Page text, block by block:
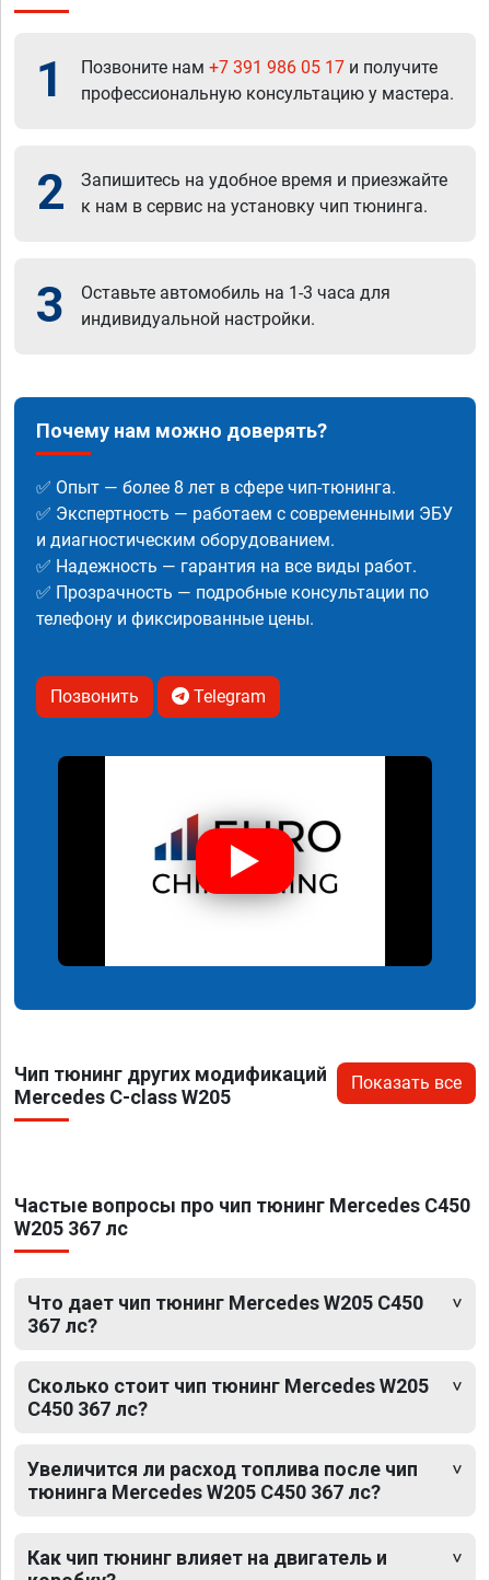
1 Позвоните нам +7 391 986 05 17 и получите
профессиональную консультацию у мастера.
2
Запишитесь на удобное время и приезжайте
к нам в сервис на установку чип тюнинга.
3
Оставьте автомобиль на 1-3 часа для
индивидуальной настройки.
Почему нам можно доверять?
✅ Опыт — более 8 лет в сфере чип-тюнинга.
✅ Экспертность — работаем с современными ЭБУ
и диагностическим оборудованием.
✅ Надежность — гарантия на все виды работ.
✅ Прозрачность — подробные консультации по
телефону и фиксированные цены.
Позвонить Telegram
Чип тюнинг других модификаций
Mercedes C-class W205
Показать все
Частые вопросы про чип тюнинг Mercedes C450
W205 367 лс
Что дает чип тюнинг Mercedes W205 C450
367 лс?
Сколько стоит чип тюнинг Mercedes W205
C450 367 лс?
Увеличится ли расход топлива после чип
тюнинга Mercedes W205 C450 367 лс?
Как чип тюнинг влияет на двигатель и